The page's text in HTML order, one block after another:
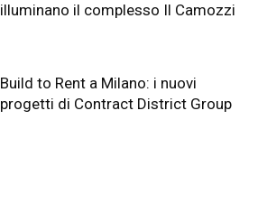
illuminano il complesso Il Camozzi
Build to Rent a Milano: i nuovi
progetti di Contract District Group